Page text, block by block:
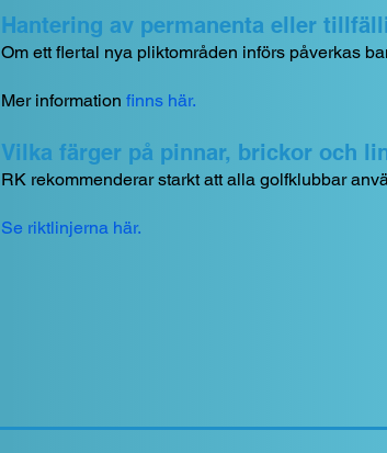
Hantering av permanenta eller
Om ett flertal nya pliktområden införs påverkas
Mer information finns här.
Vilka färger på pinnar, brickor och
RK rekommenderar starkt att alla golfklubbar
Se riktlinjerna här.